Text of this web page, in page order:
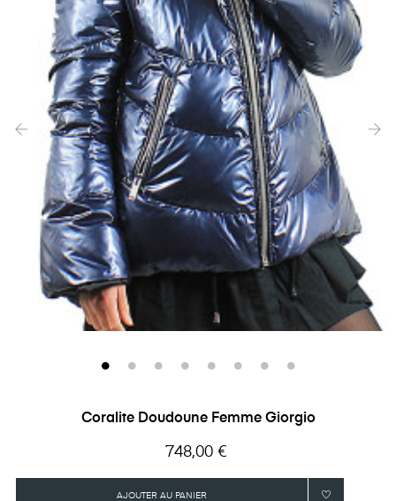
Coralite Doudoune Femme Giorgio
Prix
748,00 €
AJOUTER AU PANIER